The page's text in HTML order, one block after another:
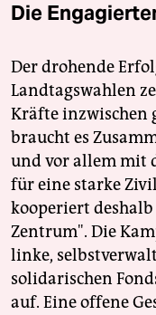
Die
Der drohende
Landtagswahlen
Kräfte inzwischen
braucht es
und vor allem mit
für eine starke
kooperiert
Zentrum". Die
linke,
solidarischen
auf. Eine offene